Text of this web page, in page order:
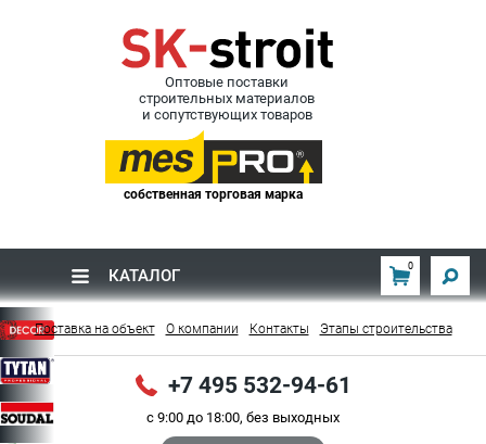
Оптовые поставки
строительных материалов
и сопутствующих товаров
собственная торговая марка
КАТАЛОГ 0
Поставка на объект О компании Контакты Этапы строительства
+7 495 532-94-61
с 9:00 до 18:00, без выходных